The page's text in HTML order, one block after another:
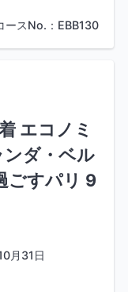
ースNo.：EBB130
エコノミ
ンダ・ベル
ごすパリ 9
月31日